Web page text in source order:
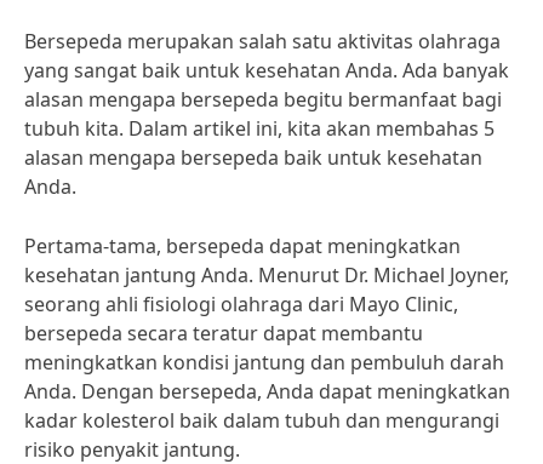
Bersepeda merupakan salah satu aktivitas olahraga
yang sangat baik untuk kesehatan Anda. Ada banyak
alasan mengapa bersepeda begitu bermanfaat bagi
tubuh kita. Dalam artikel ini, kita akan membahas 5
alasan mengapa bersepeda baik untuk kesehatan
Anda.
Pertama-tama, bersepeda dapat meningkatkan
kesehatan jantung Anda. Menurut Dr. Michael Joyner,
seorang ahli fisiologi olahraga dari Mayo Clinic,
bersepeda secara teratur dapat membantu
meningkatkan kondisi jantung dan pembuluh darah
Anda. Dengan bersepeda, Anda dapat meningkatkan
kadar kolesterol baik dalam tubuh dan mengurangi
risiko penyakit jantung.